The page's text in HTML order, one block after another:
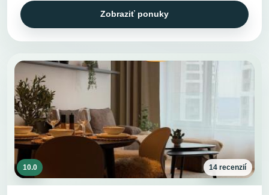
Zobraziť ponuky
10.0 14 recenzií